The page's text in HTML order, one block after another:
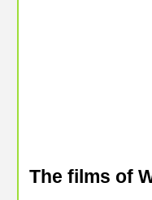
The films of